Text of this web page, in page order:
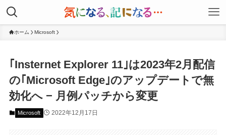
ホーム Microsoft
｢Insternet Explorer 11｣は2023年2月配信
の｢Microsoft Edge｣のアップデートで無
効化へ − 月例パッチから変更
Microsoft 2022年12月17日